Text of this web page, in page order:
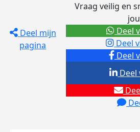
Deel mijn
pagina
Vraag veilig en
Deel
Deel
Deel
Deel